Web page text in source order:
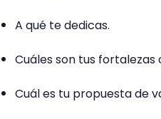
A qué te dedicas.
Cuáles son tus
Cuál es tu propuesta de